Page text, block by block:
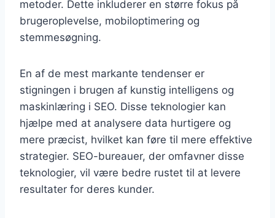
metoder. Dette inkluderer en større fokus på
brugeroplevelse, mobiloptimering og
stemmesøgning.
En af de mest markante tendenser er
stigningen i brugen af kunstig intelligens og
maskinlæring i SEO. Disse teknologier kan
hjælpe med at analysere data hurtigere og
mere præcist, hvilket kan føre til mere effektive
strategier. SEO-bureauer, der omfavner disse
teknologier, vil være bedre rustet til at levere
resultater for deres kunder.